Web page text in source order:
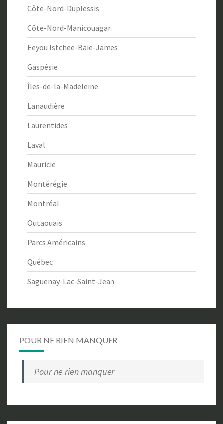
Côte-Nord-Duplessis
Côte-Nord-Manicouagan
Eeyou Istchee-Baie-James
Gaspésie
Îles-de-la-Madeleine
Lanaudière
Laurentides
Laval
Mauricie
Montérégie
Montréal
Outaouais
Parcs Américains
Québec
Saguenay-Lac-Saint-Jean
POUR NE RIEN MANQUER
Pour ne rien manquer